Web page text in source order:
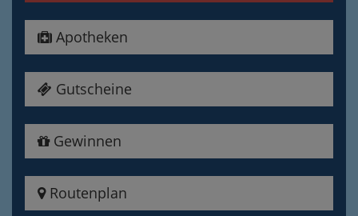
Apotheken
Gutscheine
Gewinnen
Routenplan